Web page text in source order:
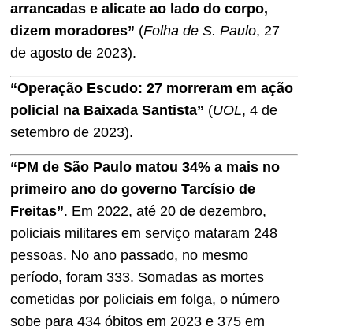
arrancadas e alicate ao lado do corpo,
dizem moradores” (Folha de S. Paulo, 27
de agosto de 2023).
“Operação Escudo: 27 morreram em ação
policial na Baixada Santista” (UOL, 4 de
setembro de 2023).
“PM de São Paulo matou 34% a mais no
primeiro ano do governo Tarcísio de
Freitas”. Em 2022, até 20 de dezembro,
policiais militares em serviço mataram 248
pessoas. No ano passado, no mesmo
período, foram 333. Somadas as mortes
cometidas por policiais em folga, o número
sobe para 434 óbitos em 2023 e 375 em